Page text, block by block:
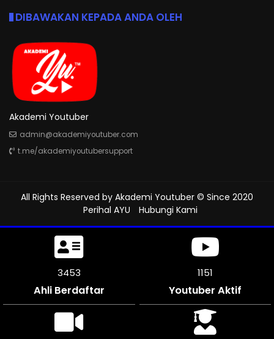
DIBAWAKAN KEPADA ANDA OLEH
Akademi Youtuber
admin@akademiyoutuber.com
t.me/akademiyoutubersupport
All Rights Reserved by Akademi Youtuber © Since 2020
Perihal AYU
Hubungi Kami
3870
Ahli Berdaftar
1289
Youtuber Aktif